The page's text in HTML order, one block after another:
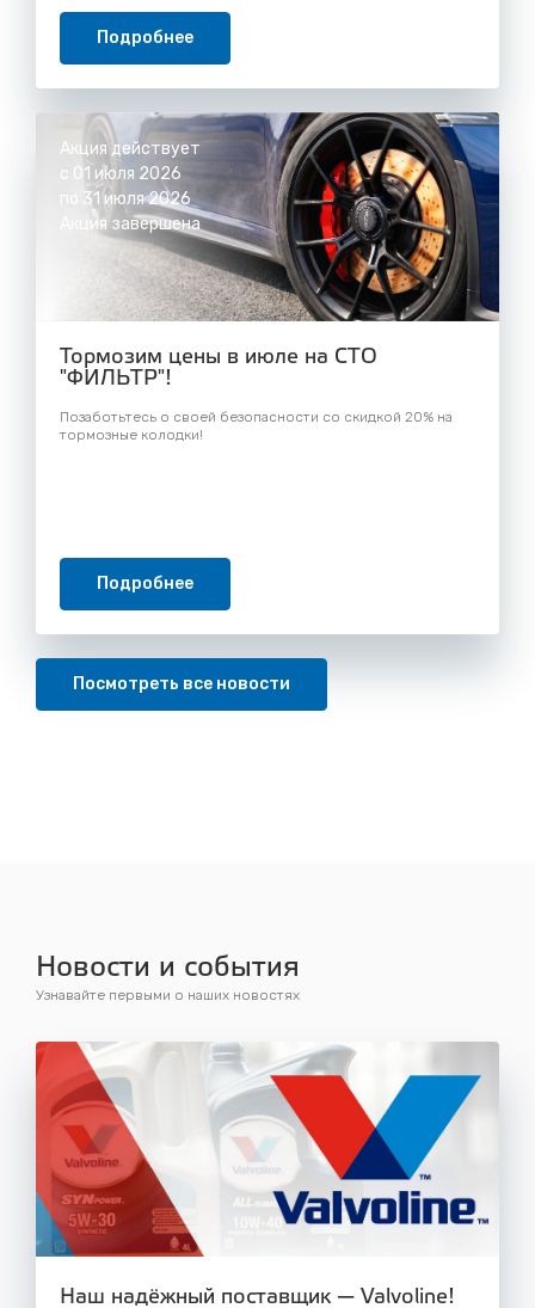
Подробнее
Акция действует
с 01 июля 2026
по 31 июля 2026
Акция завершена
Тормозим цены в июле на СТО
"ФИЛЬТР"!
Позаботьтесь о своей безопасности со скидкой 20% на
тормозные колодки!
Подробнее
Посмотреть все новости
Новости и события
Узнавайте первыми о наших новостях
Наш надёжный поставщик — Valvoline!